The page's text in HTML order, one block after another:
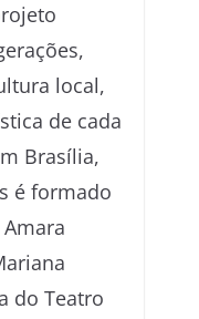
local,
de cada
Brasília,
é formado
do Teatro